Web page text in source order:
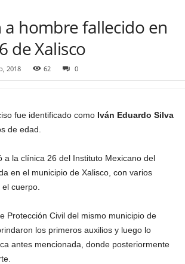
a hombre fallecido en
de Xalisco
2018 62 0
fue identificado como Iván Eduardo Silva
de edad.
a la clínica 26 del Instituto Mexicano del
en el municipio de Xalisco, con varios
cuerpo.
Protección Civil del mismo municipio de
los primeros auxilios y luego lo
antes mencionada, donde posteriormente